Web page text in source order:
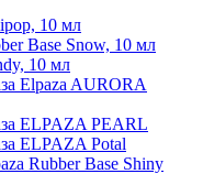
10 мл
Base Snow, 10 мл
10 мл
Elpaza AURORA
ELPAZA PEARL
ELPAZA Potal
Rubber Base Shiny